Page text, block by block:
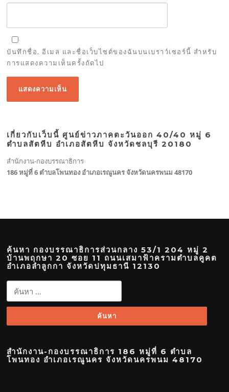
บันทึกชื่อ, อีเมล และชื่อเว็บไซต์ของฉันบนเบราว์เซอร์นี้ สำหรับ
การแสดงความเห็นครั้งถัดไป
เกี่ยวกับเว็บนี้ ศูนย์ข่าวภาคตะวันออก 40/40 หมู่ 6
ตำบลสัตหีบ อำเภอสัตหีบ จังหวัดชลบุรี 20180
สำนักงาน-กองบรรณาธิการ
186 หมู่ที่ 6 ตำบลโพนทอง อำเภอเรณูนคร จังหวัดนครพนม 48170
ค้นหา กองบรรณาธิการส่วนกลาง 53/1 204 หมู่ 2
บ้านพฤกษา 20 ซอย 11 ถนนเสมาฟ้าครามตำบลคูคต
อำเภอลำลูกกา จังหวัดปทุมธานี 12130
ค้นหา
สำหรับ:
สำนักงาน-กองบรรณาธิการ 186 หมู่ที่ 6 ตำบล
โพนทอง อำเภอเรณูนคร จังหวัดนครพนม 48170